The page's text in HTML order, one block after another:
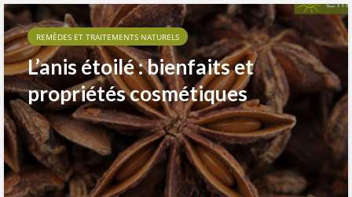
REMÈDES ET TRAITEMENTS NATURELS
L’anis étoilé : bienfaits et
propriétés cosmétiques